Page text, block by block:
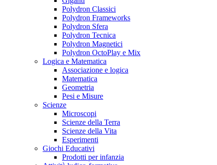
Polydron Classici
Polydron Frameworks
Polydron Sfera
Polydron Tecnica
Polydron Magnetici
Polydron OctoPlay e Mix
Logica e Matematica
Associazione e logica
Matematica
Geometria
Pesi e Misure
Scienze
Microscopi
Scienze della Terra
Scienze della Vita
Esperimenti
Giochi Educativi
Prodotti per infanzia